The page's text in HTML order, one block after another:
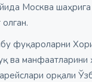
Москва
фуқароларни
ва
орқали